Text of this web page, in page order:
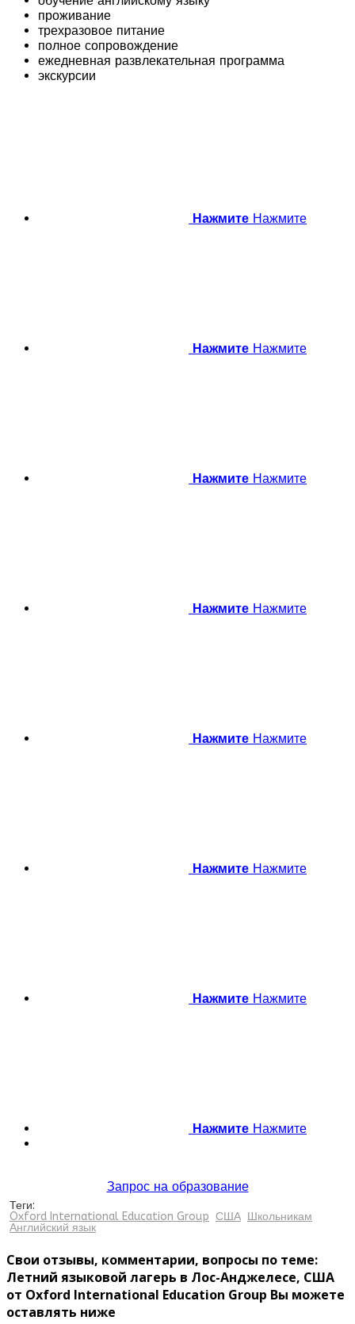
проживание
трехразовое питание
полное сопровождение
ежедневная развлекательная программа
экскурсии
Нажмите Нажмите
Нажмите Нажмите
Нажмите Нажмите
Нажмите Нажмите
Нажмите Нажмите
Нажмите Нажмите
Нажмите Нажмите
Нажмите Нажмите
Запрос на образование
Теги:
Oxford International Education Group США Школьникам
Английский язык
Свои отзывы, комментарии, вопросы по теме:
Летний языковой лагерь в Лос-Анджелесе, США
от Oxford International Education Group Вы можете
оставлять ниже